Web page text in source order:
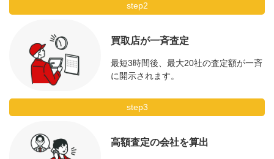
step2
買取店が一斉査定
最短3時間後、最大20社の査定額が一斉
に開示されます。
step3
高額査定の会社を算出